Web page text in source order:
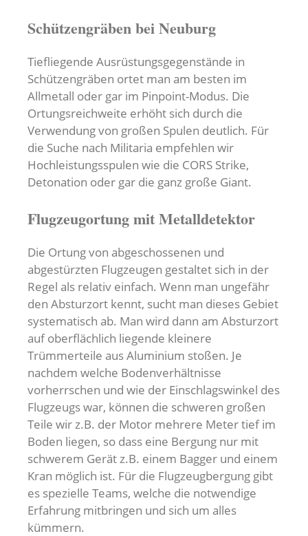
Schützengräben bei Neuburg
Tiefliegende Ausrüstungsgegenstände in
Schützengräben ortet man am besten im
Allmetall oder gar im Pinpoint-Modus. Die
Ortungsreichweite erhöht sich durch die
Verwendung von großen Spulen deutlich. Für
die Suche nach Militaria empfehlen wir
Hochleistungsspulen wie die CORS Strike,
Detonation oder gar die ganz große Giant.
Flugzeugortung mit Metalldetektor
Die Ortung von abgeschossenen und
abgestürzten Flugzeugen gestaltet sich in der
Regel als relativ einfach. Wenn man ungefähr
den Absturzort kennt, sucht man dieses Gebiet
systematisch ab. Man wird dann am Absturzort
auf oberflächlich liegende kleinere
Trümmerteile aus Aluminium stoßen. Je
nachdem welche Bodenverhältnisse
vorherrschen und wie der Einschlagswinkel des
Flugzeugs war, können die schweren großen
Teile wir z.B. der Motor mehrere Meter tief im
Boden liegen, so dass eine Bergung nur mit
schwerem Gerät z.B. einem Bagger und einem
Kran möglich ist. Für die Flugzeugbergung gibt
es spezielle Teams, welche die notwendige
Erfahrung mitbringen und sich um alles
kümmern.